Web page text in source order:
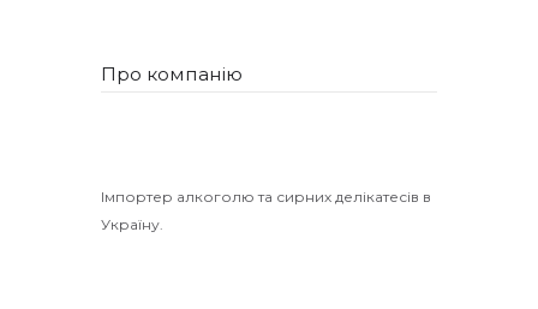
Про компанію
Імпортер алкоголю та сирних делікатесів в
Україну.